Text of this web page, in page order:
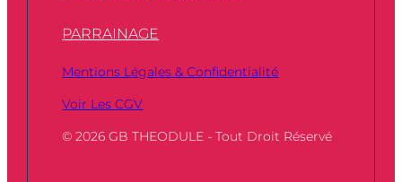
PARRAINAGE
Mentions Légales & Confidentialité
Voir Les CGV
© 2026 GB THEODULE - Tout Droit Réservé